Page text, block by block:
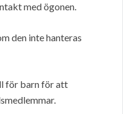
med ögonen.
den inte hanteras
för barn för att